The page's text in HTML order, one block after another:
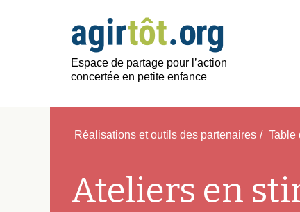
Espace de partage pour l’action
concertée en petite enfance
Réalisations et outils des partenaires / Table
Ateliers en